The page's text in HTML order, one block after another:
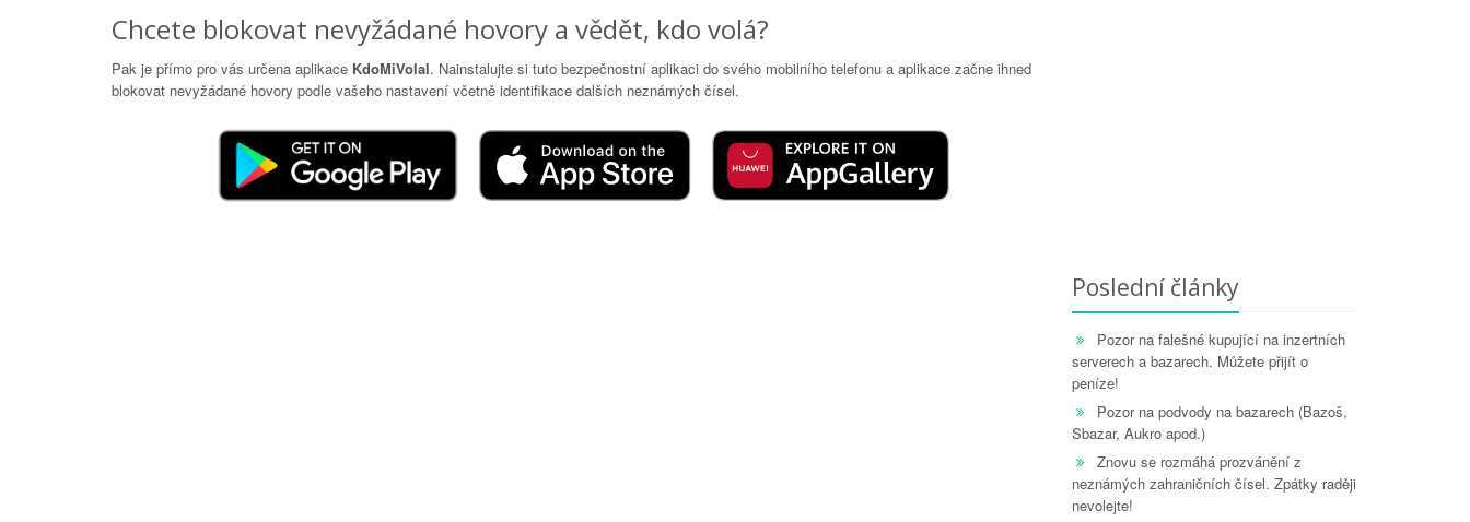
Chcete blokovat nevyžádané hovory a vědět, kdo volá?
Pak je přímo pro vás určena aplikace KdoMiVolal. Nainstalujte si tuto bezpečnostní aplikaci do svého mobilního telefonu a aplikace začne ihned
blokovat nevyžádané hovory podle vašeho nastavení včetně identifikace dalších neznámých čísel.
Poslední články
Pozor na falešné kupující na inzertních
serverech a bazarech. Můžete přijít o
peníze!
Pozor na podvody na bazarech (Bazoš,
Sbazar, Aukro apod.)
Znovu se rozmáhá prozvánění z
neznámých zahraničních čísel. Zpátky raději
nevolejte!